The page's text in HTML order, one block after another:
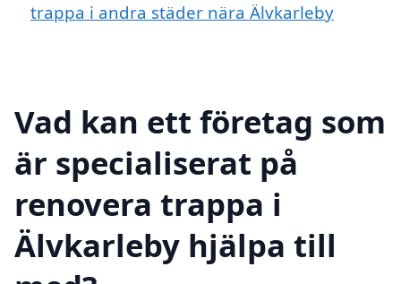
trappa i andra städer nära Älvkarleby
Vad kan ett företag som
är specialiserat på
renovera trappa i
Älvkarleby hjälpa till